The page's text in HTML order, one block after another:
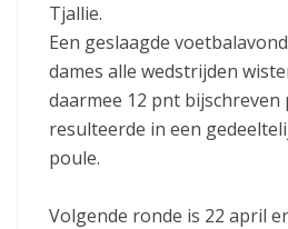
Tjallie.
Een geslaagde
dames alle wedstrijden
daarmee 12 pnt
resulteerde in een
poule.
Volgende ronde is 22 april